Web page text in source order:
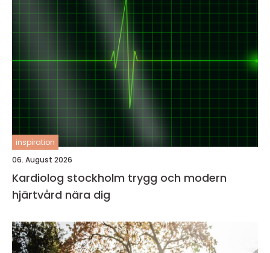
inspiration
06. August 2026
Kardiolog stockholm trygg och modern
hjärtvård nära dig